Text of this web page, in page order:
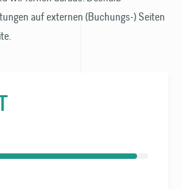
auf externen (Buchungs-) Seiten